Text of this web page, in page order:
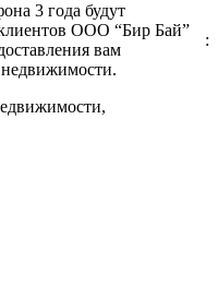
3 года будут
ООО “Бир Бай”
вам
: